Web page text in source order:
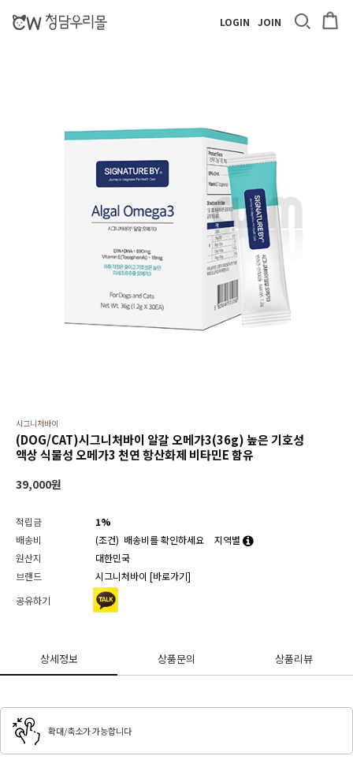
LOGIN JOIN
시그니처바이
(DOG/CAT)시그니처바이 알갈 오메가3(36g) 높은 기호성
액상 식물성 오메가3 천연 항산화제 비타민E 함유
39,000원
적립금
1%
배송비
(조건) 배송비를 확인하세요
지역별
원산지
대한민국
브랜드
시그니처바이 [바로가기]
공유하기
상세정보 상품문의 상품리뷰
확대/축소가 가능합니다